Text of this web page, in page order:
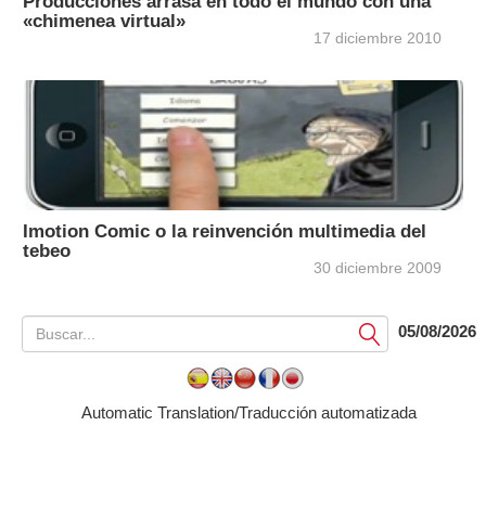
«chimenea virtual»
17 diciembre 2010
Imotion Comic o la reinvención multimedia del
tebeo
30 diciembre 2009
Submit05/08/2026
Automatic Translation/Traducción automatizada